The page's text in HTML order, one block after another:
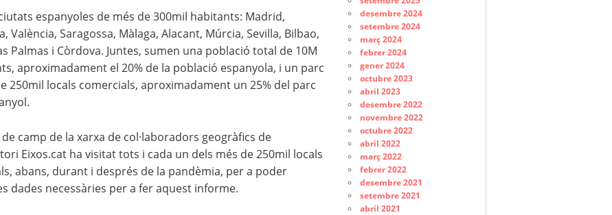
espanyoles de més de 300mil habitants: Madrid,
València, Saragossa, Màlaga, Alacant, Múrcia, Sevilla, Bilbao,
Palmas i Còrdova. Juntes, sumen una població total de 10M
aproximadament el 20% de la població espanyola, i un parc
250mil locals comercials, aproximadament un 25% del parc
camp de la xarxa de col·laboradors geogràfics de
Eixos.cat ha visitat tots i cada un dels més de 250mil locals
abans, durant i després de la pandèmia, per a poder
dades necessàries per a fer aquest informe.
desembre 2024
setembre 2024
març 2024
febrer 2024
gener 2024
octubre 2023
abril 2023
desembre 2022
novembre 2022
octubre 2022
abril 2022
març 2022
febrer 2022
desembre 2021
setembre 2021
abril 2021